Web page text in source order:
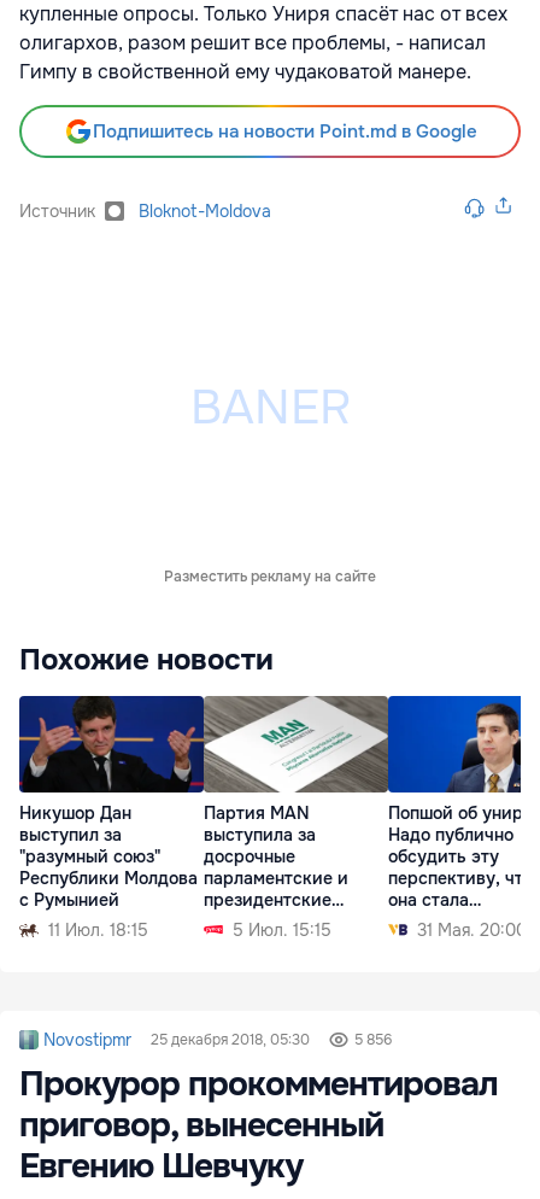
купленные опросы. Только Униря спасёт нас от всех
олигархов, разом решит все проблемы, - написал
Гимпу в свойственной ему чудаковатой манере.
Подпишитесь на новости Point.md в Google
Источник Bloknot-Moldova
Разместить рекламу на сайте
Похожие новости
Никушор Дан
выступил за
"разумный союз"
Республики Молдова
с Румынией
11 Июл. 18:15
Партия MAN
выступила за
досрочные
парламентские и
президентские
выборы5 Июл. 15:15
Попшой об унире:
Надо публично
обсудить эту
перспективу,
она стала
реалистичной
31 Мая. 20:00
Novostipmr 25 декабря 2018, 05:30 5 856
Прокурор прокомментировал
приговор, вынесенный
Евгению Шевчуку